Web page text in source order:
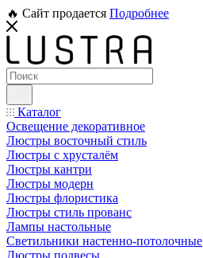
🔥 Сайт продается Подробнее
Каталог
Освещение декоративное
Люстры восточный стиль
Люстры с хрусталём
Люстры кантри
Люстры модерн
Люстры флористика
Люстры стиль прованс
Лампы настольные
Светильники настенно-потолочные
Люстры подвесы